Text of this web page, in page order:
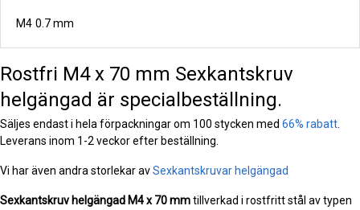
M4 0.7 mm
Rostfri M4 x 70 mm Sexkantskruv
helgängad är specialbeställning.
Säljes endast i hela förpackningar om 100 stycken med 66% rabatt.
Leverans inom 1-2 veckor efter beställning.
Vi har även andra storlekar avSexkantskruvar helgängad
Sexkantskruv helgängad M4 x 70 mmtillverkad i rostfritt stål av typen